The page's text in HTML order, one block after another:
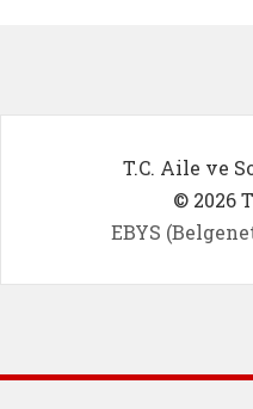
T.C. Aile ve
© 2026
EBYS